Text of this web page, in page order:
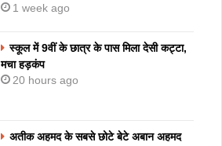
1 week ago
स्कूल में 9वीं के छात्र के पास मिला देसी कट्टा,
मचा हड़कंप
20 hours ago
अतीक अहमद के सबसे छोटे बेटे अबान अहमद